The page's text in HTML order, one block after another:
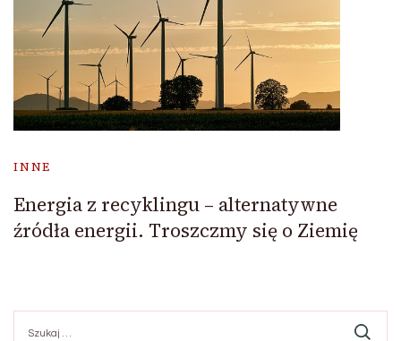
INNE
Energia z recyklingu – alternatywne
źródła energii. Troszczmy się o Ziemię